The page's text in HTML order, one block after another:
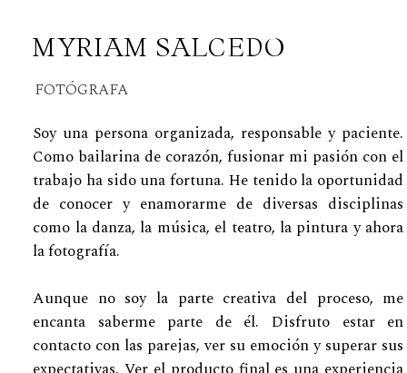
MYRIAM SALCEDO
FOTÓGRAFA
Soy una persona organizada, responsable y paciente.
Como bailarina de corazón, fusionar mi pasión con el
trabajo ha sido una fortuna. He tenido la oportunidad
de conocer y enamorarme de diversas disciplinas
como la danza, la música, el teatro, la pintura y ahora
la fotografía.
Aunque no soy la parte creativa del proceso, me
encanta saberme parte de él. Disfruto estar en
contacto con las parejas, ver su emoción y superar sus